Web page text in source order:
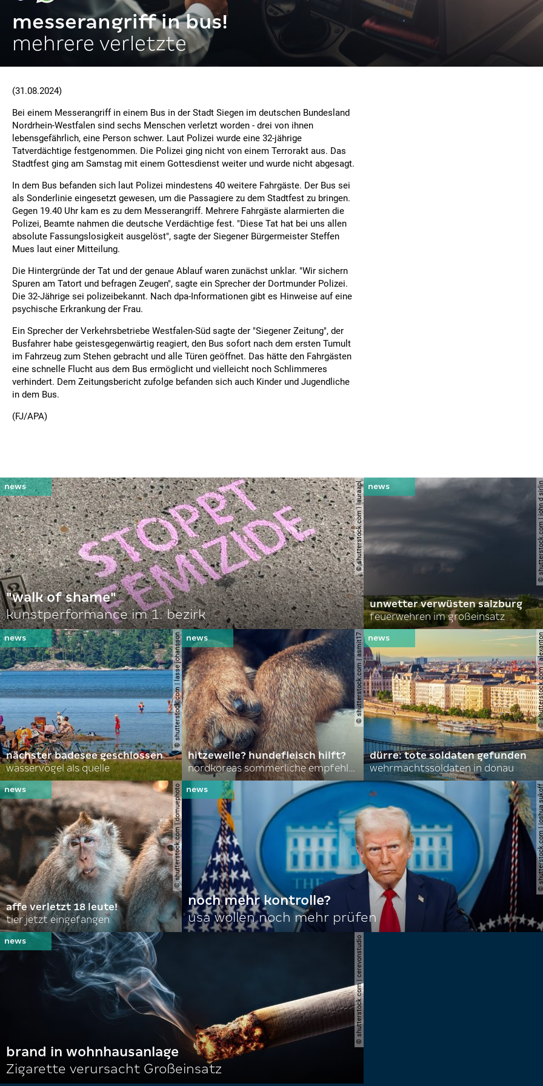
messerangriff in bus!
mehrere verletzte
(31.08.2024)
Bei einem Messerangriff in einem Bus in der Stadt Siegen im deutschen Bundesland
Nordrhein-Westfalen sind sechs Menschen verletzt worden - drei von ihnen
lebensgefährlich, eine Person schwer. Laut Polizei wurde eine 32-jährige
Tatverdächtige festgenommen. Die Polizei ging nicht von einem Terrorakt aus. Das
Stadtfest ging am Samstag mit einem Gottesdienst weiter und wurde nicht abgesagt.
In dem Bus befanden sich laut Polizei mindestens 40 weitere Fahrgäste. Der Bus sei
als Sonderlinie eingesetzt gewesen, um die Passagiere zu dem Stadtfest zu bringen.
Gegen 19.40 Uhr kam es zu dem Messerangriff. Mehrere Fahrgäste alarmierten die
Polizei, Beamte nahmen die deutsche Verdächtige fest. "Diese Tat hat bei uns allen
absolute Fassungslosigkeit ausgelöst", sagte der Siegener Bürgermeister Steffen
Mues laut einer Mitteilung.
Die Hintergründe der Tat und der genaue Ablauf waren zunächst unklar. "Wir sichern
Spuren am Tatort und befragen Zeugen", sagte ein Sprecher der Dortmunder Polizei.
Die 32-Jährige sei polizeibekannt. Nach dpa-Informationen gibt es Hinweise auf eine
psychische Erkrankung der Frau.
Ein Sprecher der Verkehrsbetriebe Westfalen-Süd sagte der "Siegener Zeitung", der
Busfahrer habe geistesgegenwärtig reagiert, den Bus sofort nach dem ersten Tumult
im Fahrzeug zum Stehen gebracht und alle Türen geöffnet. Das hätte den Fahrgästen
eine schnelle Flucht aus dem Bus ermöglicht und vielleicht noch Schlimmeres
verhindert. Dem Zeitungsbericht zufolge befanden sich auch Kinder und Jugendliche
in dem Bus.
(FJ/APA)
© shutterstock.com | lauraapl
"walk of shame"
kunstperformance im 1. bezirk
©
unwetter verwüsten salzburg
feuerwehren im großeinsatz
© shutterstock.com | lasse johansson
nächster badesee geschlossen
wasservögel als quelle
© shutterstock.com | asmit17
hitzewelle? hundefleisch hilft?
nordkoreas sommerliche empfehlungen
©
dürre: tote soldaten gefunden
wehrmachtssoldaten in donau
© shutterstock.com | domuephoto
affe verletzt 18 leute!
tier jetzt eingefangen
©
noch mehr kontrolle?
usa wollen noch mehr prüfen
© shutterstock.com | cerevonstudio
brand in wohnhausanlage
Zigarette verursacht Großeinsatz